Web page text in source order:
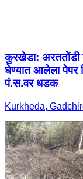
कुरखेडा: अरततोंडी
घेण्यात आलेला पेपर
पं.स.वर धडक
Kurkheda,